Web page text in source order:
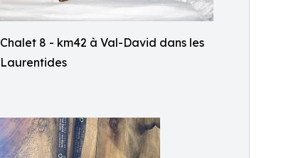
Chalet 8 - km42 à Val-David dans les
Laurentides